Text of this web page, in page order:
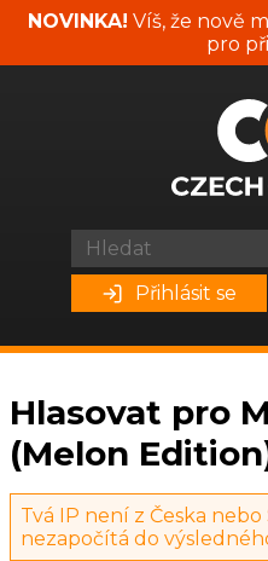
NOVINKA! Víš, že nově
pro
Přihlásit se
Hlasovat pro
(Melon
Tvá IP není z Česka
nezapočítá do